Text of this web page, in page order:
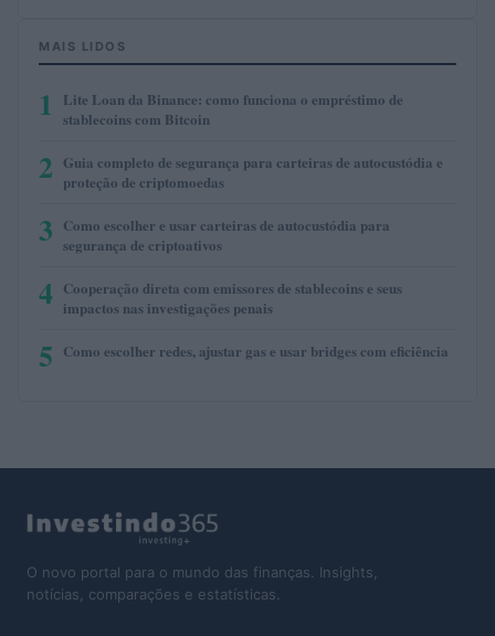
MAIS LIDOS
1
Lite Loan da Binance: como funciona o empréstimo de
stablecoins com Bitcoin
2 Guia completo de segurança para carteiras de autocustódia e
proteção de criptomoedas
3 Como escolher e usar carteiras de autocustódia para
segurança de criptoativos
4 Cooperação direta com emissores de stablecoins e seus
impactos nas investigações penais
5 Como escolher redes, ajustar gas e usar bridges com eficiência
O novo portal para o mundo das finanças. Insights,
notícias, comparações e estatísticas.